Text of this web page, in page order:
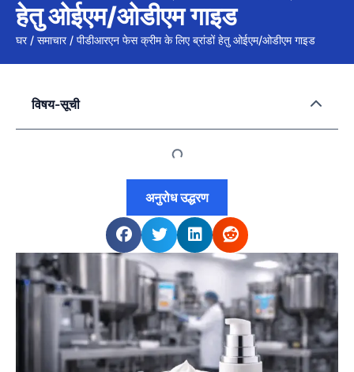
हेतु ओईएम/ओडीएम गाइड
घर/ समाचार/ पीडीआरएन फेस क्रीम के लिए ब्रांडों हेतु ओईएम/ओडीएम गाइड
विषय-सूची
अनुरोध उद्धरण